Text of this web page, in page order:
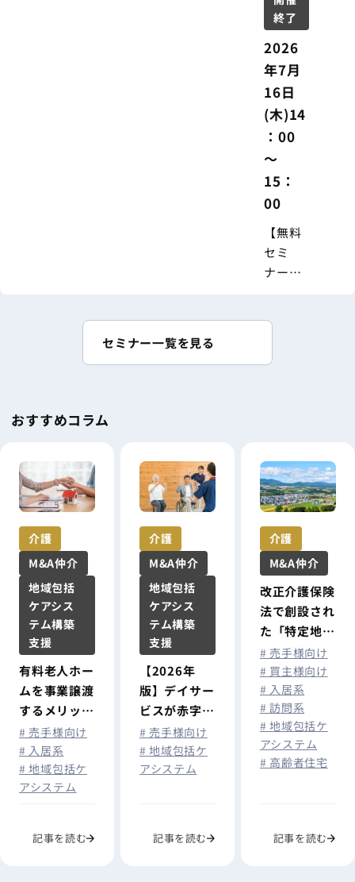
用の実
践ポイ
ント ―
終了
2026
年7月
16日
(木)14
：00
～
15：
00
【無料
セミ
ナー】
対応！
め方
セミナー一覧を見る
おすすめコラム
介護
M&A仲介
地域包括
ケアシス
テム構築
支援
有料老人ホー
ムを事業譲渡
するメリット
や相場・手順
を徹底解説
# 売手様向け
# 入居系
# 地域包括ケ
アシステム
記事を読む
介護
M&A仲介
地域包括
ケアシス
テム構築
支援
【2026年
版】デイサー
ビスが赤字に
なる原因と
は？経営改善
のポイントと
# 売手様向け
# 地域包括ケ
アシステム
記事を読む
介護
M&A仲介
改正介護保険
法で創設され
た「特定地
域」とは？制
度の概要・指
定基準・介護
事業者への影
響を解説
# 売手様向け
# 買主様向け
# 入居系
# 訪問系
# 地域包括ケ
アシステム
# 高齢者住宅
記事を読む